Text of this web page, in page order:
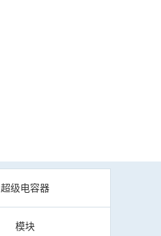
超级电容器
模块